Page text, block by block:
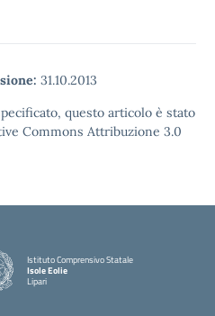
31.10.2013
questo articolo è stato
Commons Attribuzione 3.0
Istituto Comprensivo Statale
Isole Eolie
Lipari